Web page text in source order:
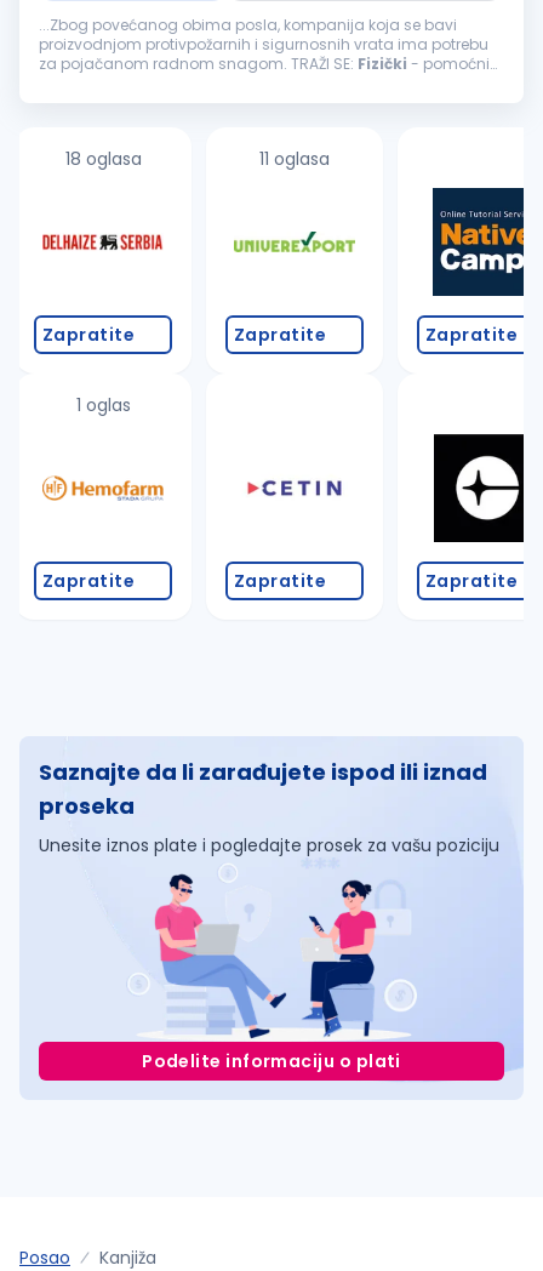
...Zbog povećanog obima posla, kompanija koja se bavi
proizvodnjom protivpožarnih i sigurnosnih vrata ima potrebu
za pojačanom radnom snagom. TRAŽI SE: Fizički - pomoćni
18 oglasa
Zapratite
1 oglas
Zapratite
11 oglasa
Zapratite
Zapratite
Zapratite
Zapratite
Saznajte da li zarađujete ispod ili iznad
proseka
Unesite iznos plate i pogledajte prosek za vašu poziciju
Podelite informaciju o plati
Posao Kanjiža